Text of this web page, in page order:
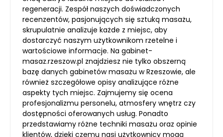
regeneracji. Zespół naszych doświadczonych
recenzentów, pasjonujących się sztuką masażu,
skrupulatnie analizuje każde z miejsc, aby
dostarczyć naszym użytkownikom rzetelne i
wartościowe informacje. Na gabinet-
masaz.rzeszow.pl znajdziesz nie tylko obszerną
bazę danych gabinetów masażu w Rzeszowie, ale
również szczegółowe opisy analizujące różne
aspekty tych miejsc. Zajmujemy się ocena
profesjonalizmu personelu, atmosfery wnętrz czy
dostępności oferowanych usług. Ponadto
przedstawiamy różne techniki masażu oraz opinie
klientów, dzięki czemu nasi użytkownicy mogą